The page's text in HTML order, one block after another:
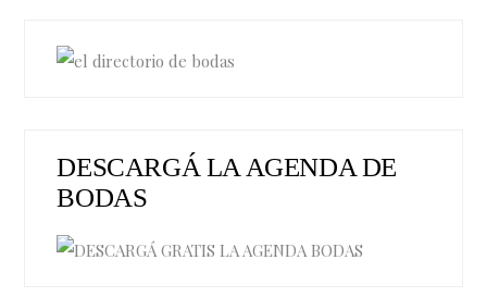
DESCARGÁ LA AGENDA DE
BODAS